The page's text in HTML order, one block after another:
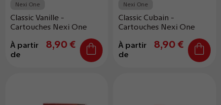
Nexi One
Classic Vanille -
Cartouches Nexi One
À partir
de
8,90 €
Nexi One
Classic Cubain -
Cartouches Nexi One
À partir
de
8,90 €